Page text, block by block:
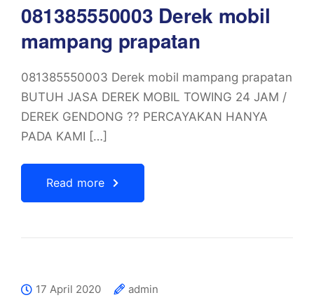
081385550003 Derek mobil
mampang prapatan
081385550003 Derek mobil mampang prapatan
BUTUH JASA DEREK MOBIL TOWING 24 JAM /
DEREK GENDONG ?? PERCAYAKAN HANYA
PADA KAMI […]
Read more
17 April 2020
admin